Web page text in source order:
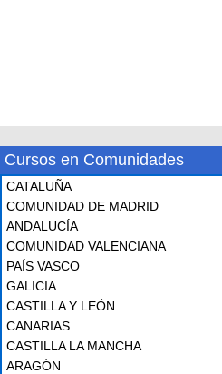
Cursos en Comunidades
CATALUÑA
COMUNIDAD DE MADRID
ANDALUCÍA
COMUNIDAD VALENCIANA
PAÍS VASCO
GALICIA
CASTILLA Y LEÓN
CANARIAS
CASTILLA LA MANCHA
ARAGÓN